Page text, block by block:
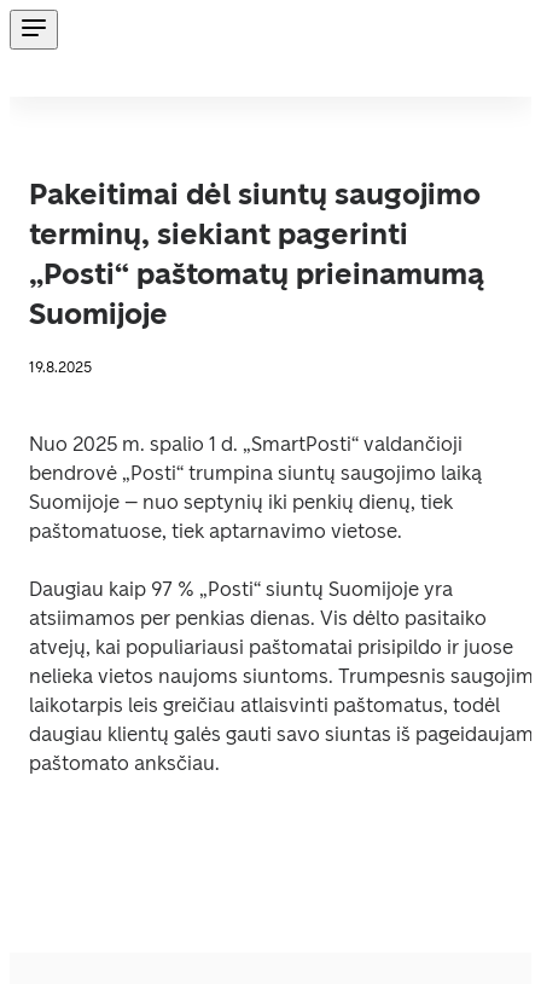
Pakeitimai dėl siuntų saugojimo
terminų, siekiant pagerinti
„Posti“ paštomatų prieinamumą
Suomijoje
19.8.2025
Nuo 2025 m. spalio 1 d. „SmartPosti“ valdančioji
bendrovė „Posti“ trumpina siuntų saugojimo laiką
Suomijoje – nuo septynių iki penkių dienų, tiek
paštomatuose, tiek aptarnavimo vietose.
Daugiau kaip 97 % „Posti“ siuntų Suomijoje yra
atsiimamos per penkias dienas. Vis dėlto pasitaiko
atvejų, kai populiariausi paštomatai prisipildo ir juose
nelieka vietos naujoms siuntoms. Trumpesnis
laikotarpis leis greičiau atlaisvinti paštomatus, todėl
daugiau klientų galės gauti savo siuntas iš
paštomato anksčiau.